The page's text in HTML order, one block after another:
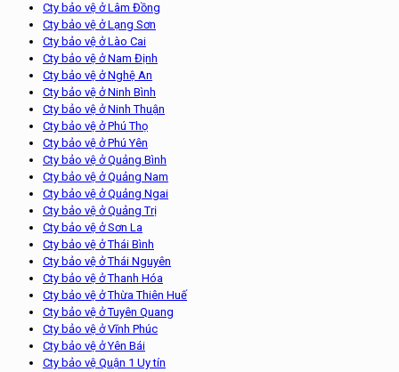
Cty bảo vệ ở Lâm Đồng
Cty bảo vệ ở Lạng Sơn
Cty bảo vệ ở Lào Cai
Cty bảo vệ ở Nam Định
Cty bảo vệ ở Nghệ An
Cty bảo vệ ở Ninh Bình
Cty bảo vệ ở Ninh Thuận
Cty bảo vệ ở Phú Thọ
Cty bảo vệ ở Phú Yên
Cty bảo vệ ở Quảng Bình
Cty bảo vệ ở Quảng Nam
Cty bảo vệ ở Quảng Ngai
Cty bảo vệ ở Quảng Trị
Cty bảo vệ ở Sơn La
Cty bảo vệ ở Thái Bình
Cty bảo vệ ở Thái Nguyên
Cty bảo vệ ở Thanh Hóa
Cty bảo vệ ở Thừa Thiên Huế
Cty bảo vệ ở Tuyên Quang
Cty bảo vệ ở Vĩnh Phúc
Cty bảo vệ ở Yên Bái
Cty bảo vệ Quận 1 Uy tín